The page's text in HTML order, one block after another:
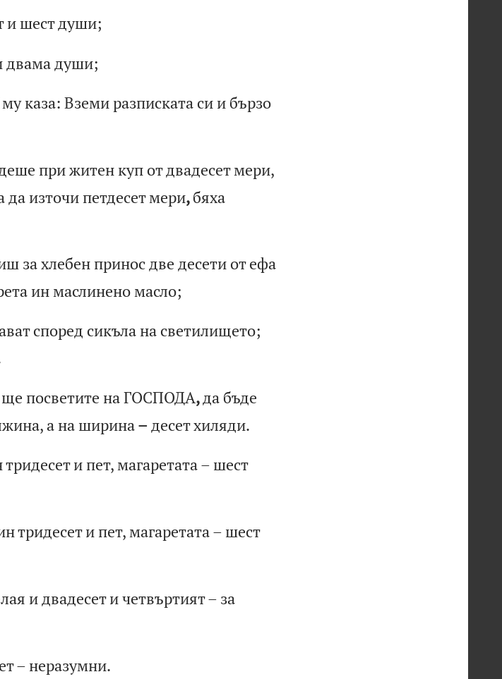
и шестдуши;
двамадуши;
муказа: Вземиразписката сиибързо
ше прижитенкупотдвадесетмери,
да източипетдесетмери,бяха
ш захлебен приносдве десети отефа
таинмаслиненомасло;
атспоред сикълана светилището;
е посветите наГОСПОДА,дабъде
ина,ана ширина– десетхиляди.
тридесети пет,магаретата– шест
тридесети пет,магаретата– шест
лая и двадесетичетвъртият– за
т– неразумни.